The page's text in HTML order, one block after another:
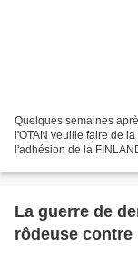
Quelques semaines
l'OTAN veuille faire de
l'adhésion de la
La guerre de
rôdeuse